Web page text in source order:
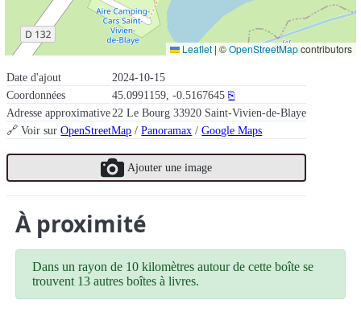
Date d'ajout
2024-10-15
Coordonnées
45.0991159, -0.5167645 ⎘
Adresse approximative22 Le Bourg 33920 Saint-Vivien-de-Blaye
🔗 Voir surOpenStreetMap /Panoramax /Google Maps
Ajouter une image
Leaflet | ©OpenStreetMapcontributors
À proximité
Dans un rayon de 10 kilomètres autour de cette boîte se
trouvent 13 autres boîtes à livres.